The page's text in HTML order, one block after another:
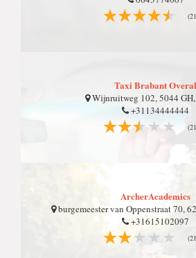
Taxi Brabant Overal
Wijnruitweg 102, 5044
+31134444444
ArcherAcademics
burgemeester van Oppenstraat 70,
+31615102097